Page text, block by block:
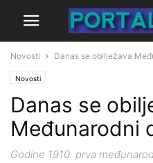
Novosti Danas se obilježava
Novosti
Danas se
Međunarodni
Godine 1910. prva